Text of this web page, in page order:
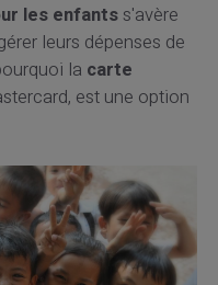
les enfantss'avère
leurs dépenses de
la carte
est une option